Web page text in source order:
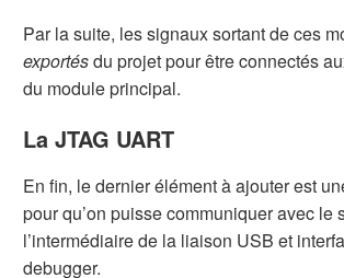
Par la suite, les signaux sortant de ces
exportésdu projet pour être connectés
du module principal.
La JTAG UART
En fin, le dernier élément à ajouter est
pour qu’on puisse communiquer avec le
l’intermédiaire de la liaison USB et
debugger.